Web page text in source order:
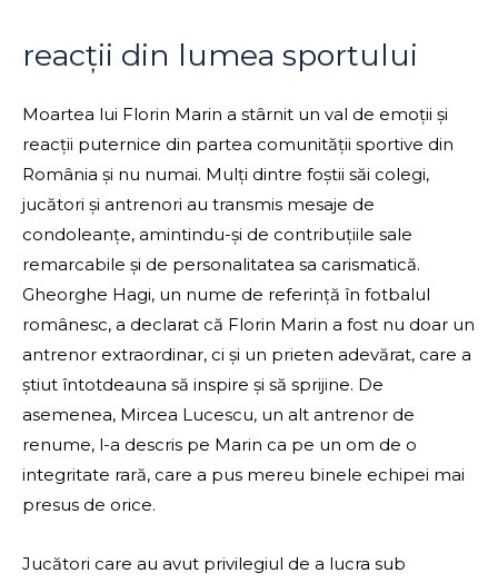
reacții din lumea sportului
Moartea lui Florin Marin a stârnit un val de emoții și
reacții puternice din partea comunității sportive din
România și nu numai. Mulți dintre foștii săi colegi,
jucători și antrenori au transmis mesaje de
condoleanțe, amintindu-și de contribuțiile sale
remarcabile și de personalitatea sa carismatică.
Gheorghe Hagi, un nume de referință în fotbalul
românesc, a declarat că Florin Marin a fost nu doar un
antrenor extraordinar, ci și un prieten adevărat, care a
știut întotdeauna să inspire și să sprijine. De
asemenea, Mircea Lucescu, un alt antrenor de
renume, l-a descris pe Marin ca pe un om de o
integritate rară, care a pus mereu binele echipei mai
presus de orice.
Jucători care au avut privilegiul de a lucra sub